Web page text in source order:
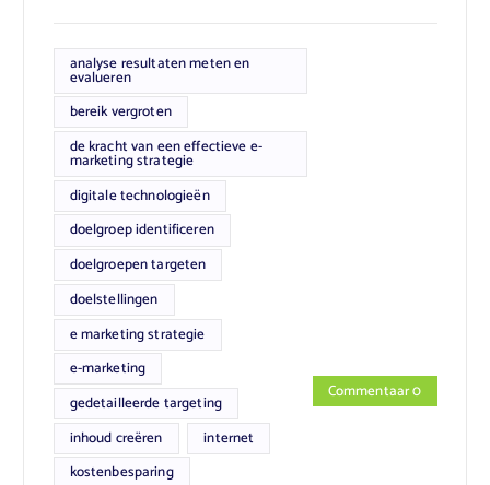
analyse resultaten meten en
evalueren
bereik vergroten
de kracht van een effectieve e-
marketing strategie
digitale technologieën
doelgroep identificeren
doelgroepen targeten
doelstellingen
e marketing strategie
e-marketing
gedetailleerde targeting
inhoud creëren
internet
kostenbesparing
Commentaar 0